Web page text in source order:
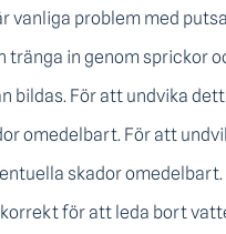
vanliga problem med
tränga in genom sprickor
bildas. För att undvika
omedelbart. För att
skador
för att leda bort